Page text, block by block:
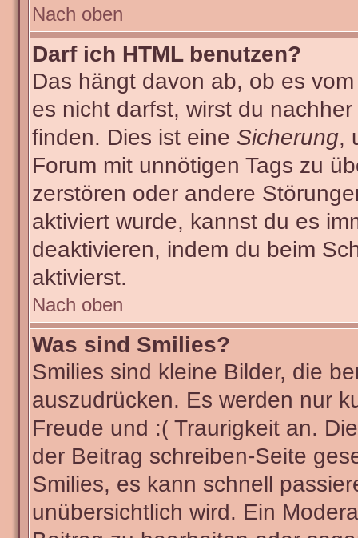
Nach oben
Darf ich HTML benutzen?
Das hängt davon ab, ob es
es nicht darfst, wirst du
finden. Dies ist eine Sicherung,
Forum mit unnötigen Tags zu
zerstören oder andere
aktiviert wurde, kannst du es
deaktivieren, indem du beim
aktivierst.
Nach oben
Was sind Smilies?
Smilies sind kleine Bilder, die
auszudrücken. Es werden nur
Freude und :( Traurigkeit an.
der Beitrag schreiben-Seite
Smilies, es kann schnell
unübersichtlich wird. Ein